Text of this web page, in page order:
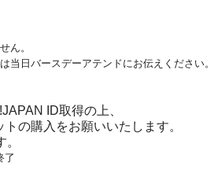
ん。
日バースデーアテンドにお伝えください。
ID取得の上、
の購入をお願いいたします。
了